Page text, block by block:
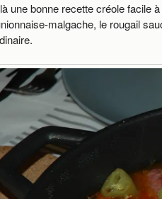
une bonne recette créole facile
malgache, le rougail